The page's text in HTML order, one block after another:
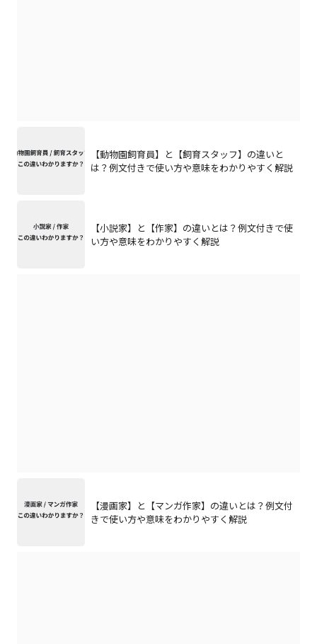
【動物園飼育員】と【飼育スタッフ】の違いと
は？例文付きで使い方や意味をわかりやすく解説
【小説家】と【作家】の違いとは？例文付きで使
い方や意味をわかりやすく解説
【漫画家】と【マンガ作家】の違いとは？例文付
きで使い方や意味をわかりやすく解説